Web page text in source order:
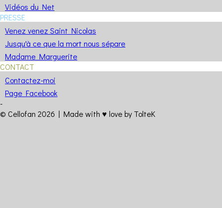
Vidéos du Net
PRESSE
Venez venez Saint Nicolas
Jusqu'à ce que la mort nous sépare
Madame Marguerite
CONTACT
Contactez-moi
Page Facebook
-
© Cellofan 2026 | Made with ♥️ loveby TolteK